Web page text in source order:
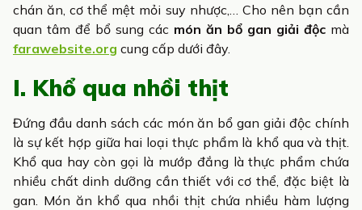
chán ăn, cơ thể mệt mỏi suy nhược,… Cho nên bạn cần
quan tâm để bổ sung các món ăn bổ gan giải độc mà
farawebsite.org cung cấp dưới đây.
I. Khổ qua nhồi thịt
Đứng đầu danh sách các món ăn bổ gan giải độc chính
là sự kết hợp giữa hai loại thực phẩm là khổ qua và thịt.
Khổ qua hay còn gọi là mướp đắng là thực phẩm chứa
nhiều chất dinh dưỡng cần thiết với cơ thể, đặc biệt là
gan. Món ăn khổ qua nhồi thịt chứa nhiều hàm lượng